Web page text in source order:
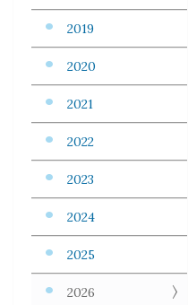
2019
2020
2021
2022
2023
2024
2025
2026